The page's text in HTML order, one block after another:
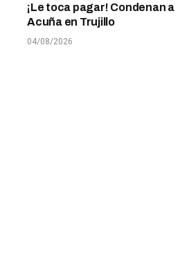
¡Le toca pagar! Condenan a
Acuña en Trujillo
04/08/2026